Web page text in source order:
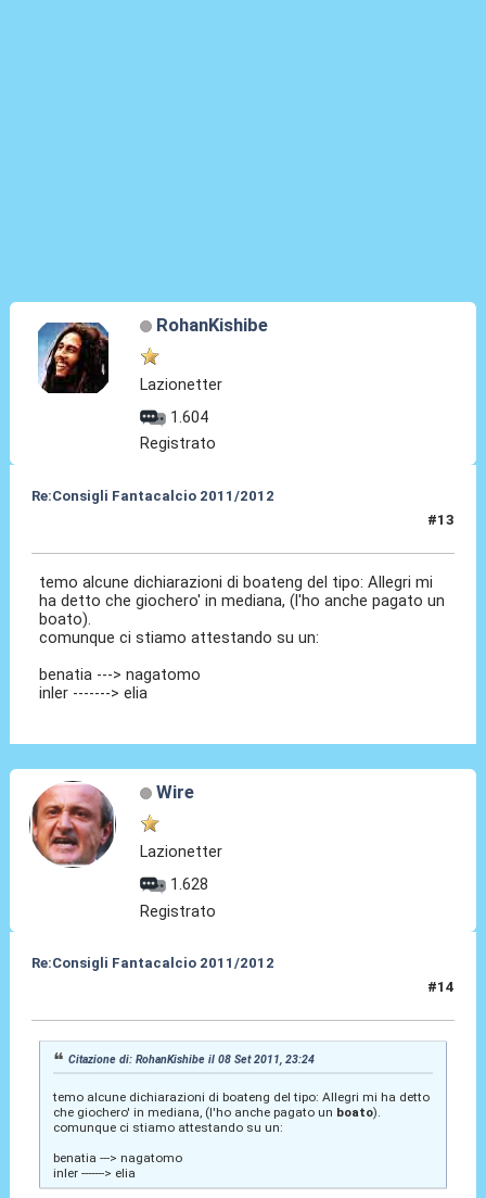
RohanKishibe
Lazionetter
1.604
Registrato
Re:Consigli Fantacalcio 2011/2012
#13
temo alcune dichiarazioni di boateng del tipo: Allegri mi
ha detto che giochero' in mediana, (l'ho anche pagato un
boato).
comunque ci stiamo attestando su un:
benatia ---> nagatomo
inler -------> elia
Wire
Lazionetter
1.628
Registrato
Re:Consigli Fantacalcio 2011/2012
#14
Citazione di: RohanKishibe il 08 Set 2011, 23:24
temo alcune dichiarazioni di boateng del tipo: Allegri mi ha detto
che giochero' in mediana, (l'ho anche pagato un boato).
comunque ci stiamo attestando su un:
benatia ---> nagatomo
inler -------> elia